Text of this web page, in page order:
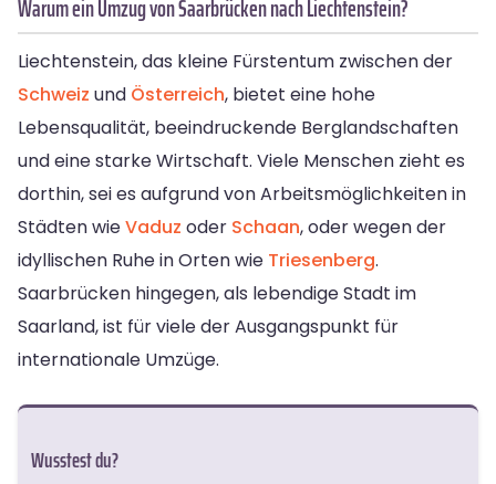
Warum ein Umzug von Saarbrücken nach Liechtenstein?
Liechtenstein, das kleine Fürstentum zwischen der
Schweiz und Österreich, bietet eine hohe
Lebensqualität, beeindruckende Berglandschaften
und eine starke Wirtschaft. Viele Menschen zieht es
dorthin, sei es aufgrund von Arbeitsmöglichkeiten in
Städten wieVaduz oder Schaan, oder wegen der
idyllischen Ruhe in Orten wie Triesenberg.
Saarbrücken hingegen, als lebendige Stadt im
Saarland, ist für viele der Ausgangspunkt für
internationale Umzüge.
Wusstest du?